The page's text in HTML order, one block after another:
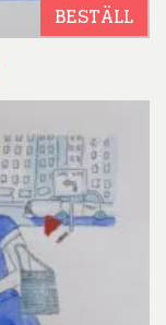
BESTÄLL